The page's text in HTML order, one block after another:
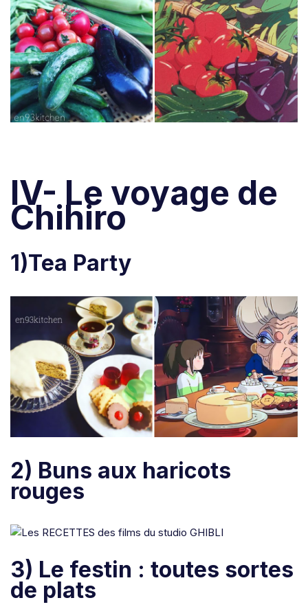
IV- Le voyage de
Chihiro
1)Tea Party
2) Buns aux haricots
rouges
3) Le festin : toutes sortes
de plats